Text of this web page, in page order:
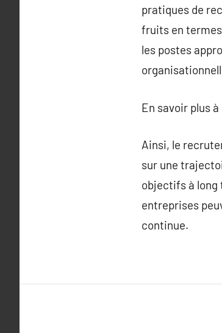
pratiques de
fruits en
les postes
En savoir plus
Ainsi, le
sur une
objectifs à long
entreprises
continue.